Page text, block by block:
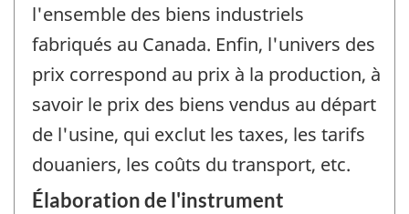
l'ensemble des biens industriels
fabriqués au Canada. Enfin, l'univers des
prix correspond au prix à la production, à
savoir le prix des biens vendus au départ
de l'usine, qui exclut les taxes, les tarifs
douaniers, les coûts du transport, etc.
Élaboration de l'instrument